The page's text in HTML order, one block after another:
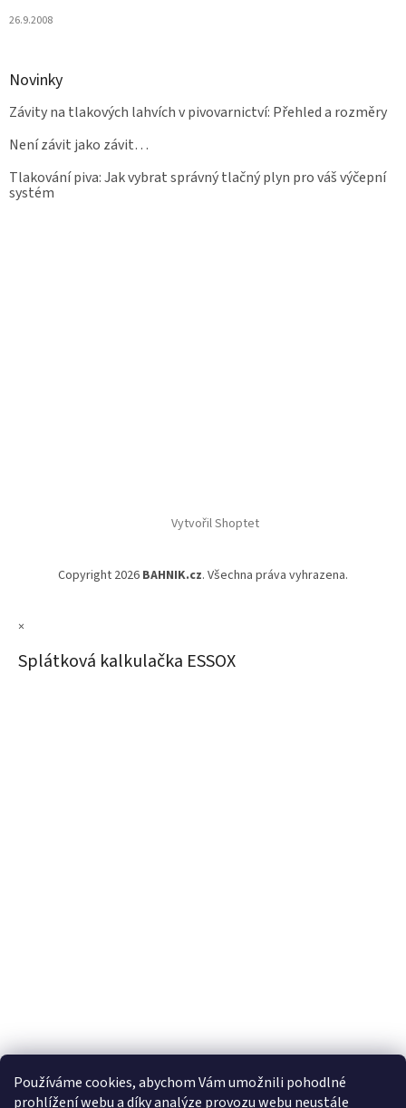
Používáme cookies, abychom Vám umožnili pohodlné
prohlížení webu a díky analýze provozu webu neustále
26.9.2008
Novinky
Závity na tlakových lahvích v pivovarnictví: Přehled a rozměry
Není závit jako závit…
Tlakování piva: Jak vybrat správný tlačný plyn pro váš výčepní
systém
Vytvořil Shoptet
Copyright 2026 BAHNIK.cz. Všechna práva vyhrazena.
×
Splátková kalkulačka ESSOX